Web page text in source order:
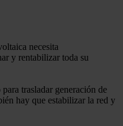
necesita
y rentabilizar toda su
trasladar generación de
hay que estabilizar la red y